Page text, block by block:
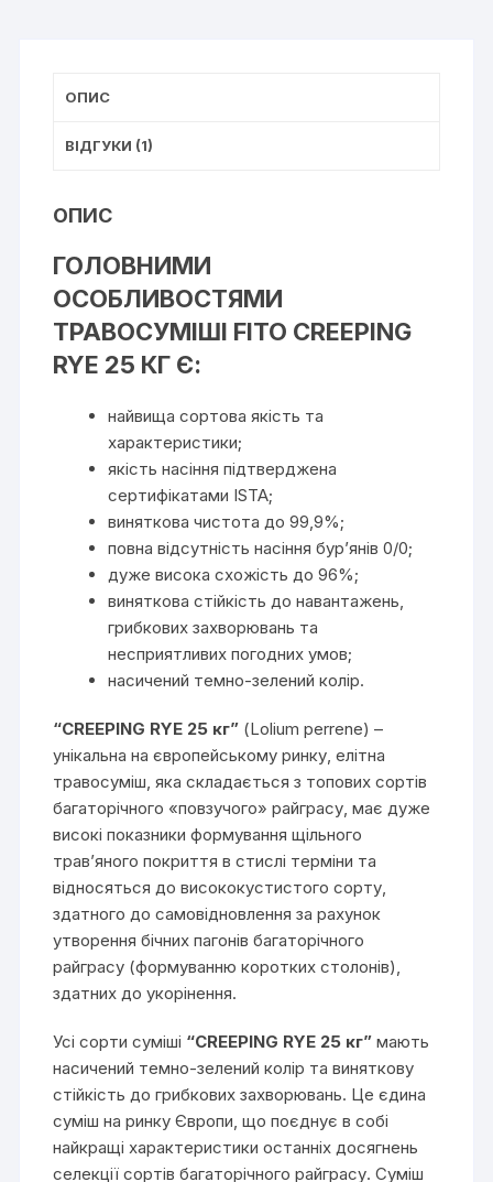
ОПИС
ВІДГУКИ (1)
ОПИС
ГОЛОВНИМИ
ОСОБЛИВОСТЯМИ
ТРАВОСУМІШІ FITO CREEPING
RYE 25 КГ Є:
найвища сортова якість та
характеристики;
якість насіння підтверджена
сертифікатами ISTA;
виняткова чистота до 99,9%;
повна відсутність насіння бур’янів 0/0;
дуже висока схожість до 96%;
виняткова стійкість до навантажень,
грибкових захворювань та
несприятливих погодних умов;
насичений темно-зелений колір.
“CREEPING RYE 25 кг” (Lolium perrene) –
унікальна на європейському ринку, елітна
травосуміш, яка складається з топових сортів
багаторічного «повзучого» райграсу, має дуже
високі показники формування щільного
трав’яного покриття в стислі терміни та
відносяться до висококустистого сорту,
здатного до самовідновлення за рахунок
утворення бічних пагонів багаторічного
райграсу (формуванню коротких столонів),
здатних до укорінення.
Усі сорти суміші “CREEPING RYE 25 кг”мають
насичений темно-зелений колір та виняткову
стійкість до грибкових захворювань. Це єдина
суміш на ринку Європи, що поєднує в собі
найкращі характеристики останніх досягнень
селекції сортів багаторічного райграсу. Суміш